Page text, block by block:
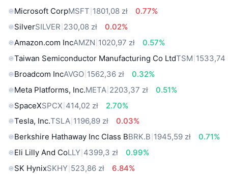
Microsoft CorpMSFT 1801,08 zł
0.77%
SilverSILVER 230,08 zł
0.02%
Amazon.com IncAMZN 1020,97 zł
0.57%
Taiwan Semiconductor Manufacturing Co LtdTSM 1533,74
Broadcom IncAVGO 1562,36 zł
0.32%
Meta Platforms, Inc.META 2203,37 zł
0.51%
SpaceXSPCX 414,02 zł
2.70%
Tesla, Inc.TSLA 1196,89 zł
0.03%
Berkshire Hathaway Inc Class BBRK.B 1945,59 zł
0.71%
Eli Lilly And CoLLY 4399,3 zł
0.99%
SK HynixSKHY 523,86 zł
6.84%